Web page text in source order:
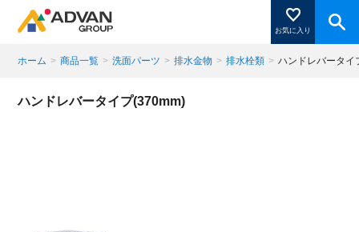
お気に入り
商品ページにある「お気に入り登録」を押すと登録した
ホーム > 商品一覧 > 洗面パーツ > 排水金物 > 排水栓類 > ハンドレバータイ
ハンドレバータイプ(370mm)